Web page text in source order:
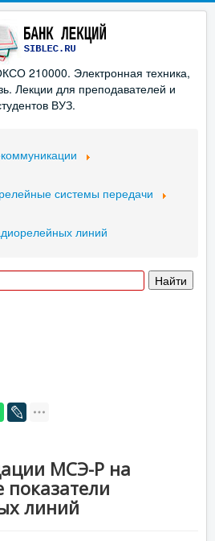
210000. Электронная техника,
Лекции для преподавателей и
ВУЗ.
системы передачи
линий
МСЭ-Р на
показатели
линий